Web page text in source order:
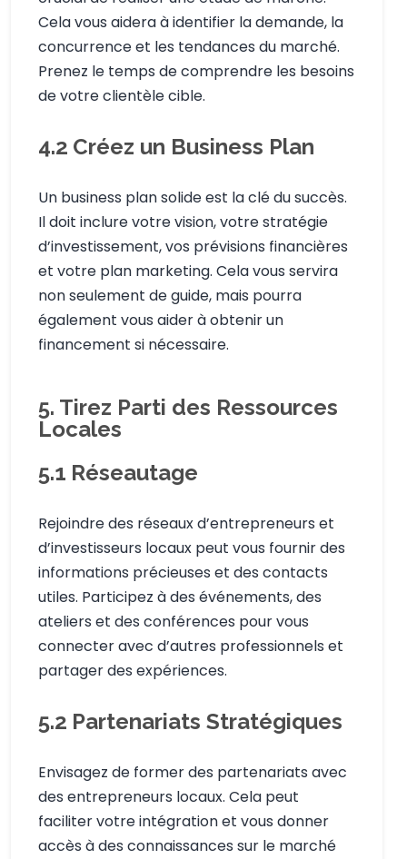
Cela vous aidera à identifier la demande, la
concurrence et les tendances du marché.
Prenez le temps de comprendre les besoins
de votre clientèle cible.
4.2 Créez un Business Plan
Un business plan solide est la clé du succès.
Il doit inclure votre vision, votre stratégie
d’investissement, vos prévisions financières
et votre plan marketing. Cela vous servira
non seulement de guide, mais pourra
également vous aider à obtenir un
financement si nécessaire.
5. Tirez Parti des Ressources
Locales
5.1 Réseautage
Rejoindre des réseaux d’entrepreneurs et
d’investisseurs locaux peut vous fournir des
informations précieuses et des contacts
utiles. Participez à des événements, des
ateliers et des conférences pour vous
connecter avec d’autres professionnels et
partager des expériences.
5.2 Partenariats Stratégiques
Envisagez de former des partenariats avec
des entrepreneurs locaux. Cela peut
faciliter votre intégration et vous donner
accès à des connaissances sur le marché